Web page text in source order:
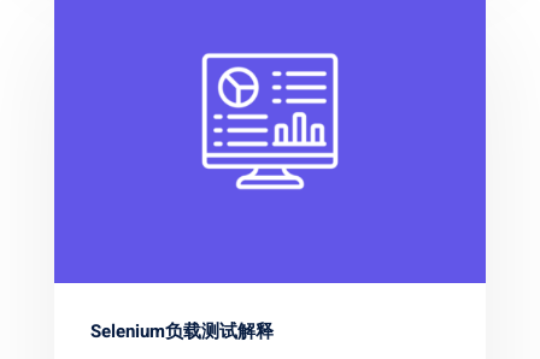
Selenium负载测试解释